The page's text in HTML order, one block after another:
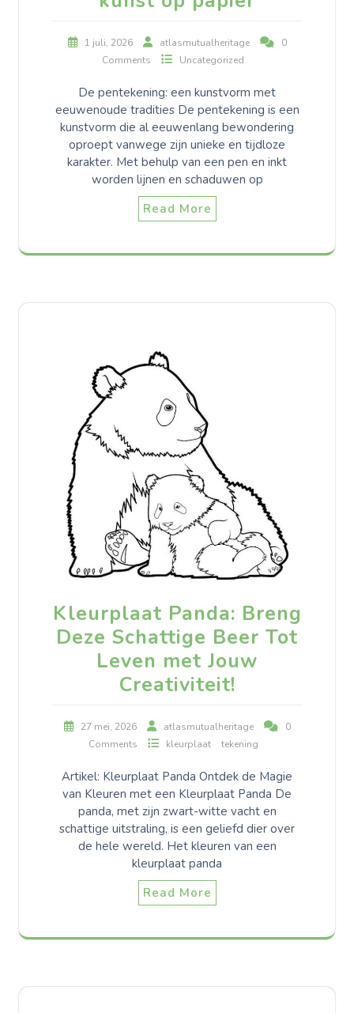
1 juli, 2026 atlasmutualheritage
0
Comments
Uncategorized
De pentekening: een kunstvorm met
eeuwenoude tradities De pentekening is een
kunstvorm die al eeuwenlang bewondering
oproept vanwege zijn unieke en tijdloze
karakter. Met behulp van een pen en inkt
worden lijnen en schaduwen op
Read More
Kleurplaat Panda: Breng
Deze Schattige Beer Tot
Leven met Jouw
Creativiteit!
27 mei, 2026 atlasmutualheritage
0
Comments
kleurplaat tekening
Artikel: Kleurplaat Panda Ontdek de Magie
van Kleuren met een Kleurplaat Panda De
panda, met zijn zwart-witte vacht en
schattige uitstraling, is een geliefd dier over
de hele wereld. Het kleuren van een
kleurplaat panda
Read More